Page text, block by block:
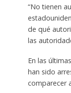
“No tienen
de qué
las
En las
han sido
comparecer